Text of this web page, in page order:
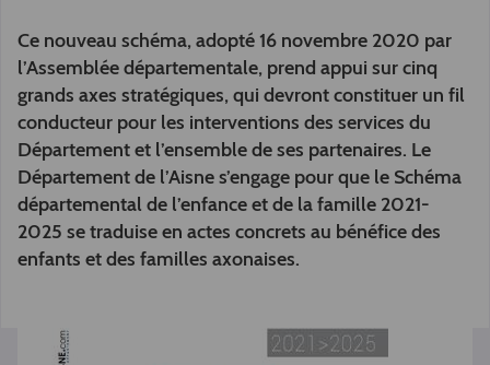
Ce nouveau schéma, adopté 16 novembre 2020 par
l’Assemblée départementale, prend appui sur cinq
grands axes stratégiques, qui devront constituer un fil
conducteur pour les interventions des services du
Département et l’ensemble de ses partenaires. Le
Département de l’Aisne s’engage pour que le Schéma
départemental de l’enfance et de la famille 2021-
2025 se traduise en actes concrets au bénéfice des
enfants et des familles axonaises.